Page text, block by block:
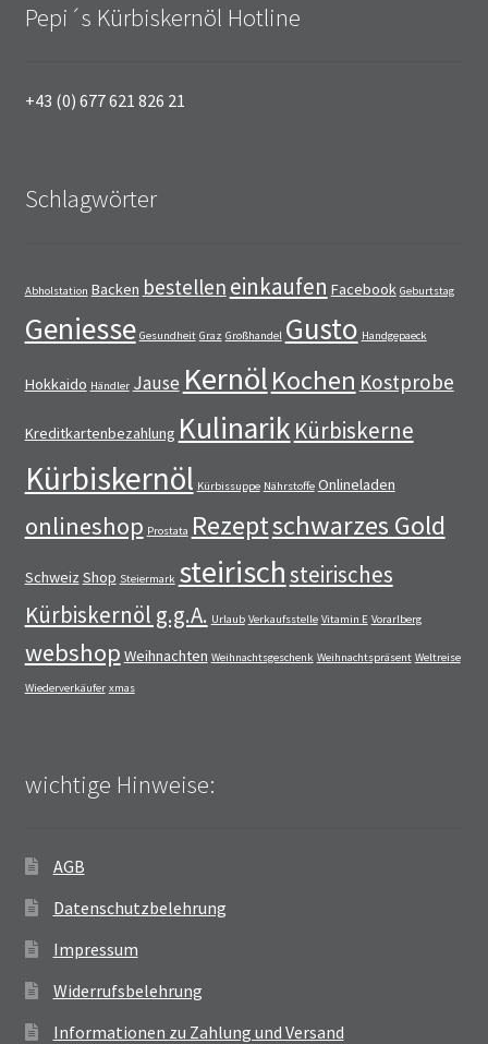
Pepi´s Kürbiskernöl Hotline
+43 (0) 677 621 826 21
Schlagwörter
Abholstation Backen bestellen einkaufen Facebook Geburtstag
Geniesse Gesundheit Graz Großhandel Gusto Handgepaeck
Hokkaido Händler Jause KernölKochen Kostprobe
Kreditkartenbezahlung Kulinarik Kürbiskerne
Kürbiskernöl Kürbissuppe Nährstoffe Onlineladen
onlineshop Prostata Rezeptschwarzes Gold
Schweiz Shop Steiermark steirischsteirisches
Kürbiskernöl g.g.A. Urlaub Verkaufsstelle Vitamin E Vorarlberg
webshop Weihnachten Weihnachtsgeschenk Weihnachtspräsent Weltreise
Wiederverkäufer xmas
wichtige Hinweise:
AGB
Datenschutzbelehrung
Impressum
Widerrufsbelehrung
Informationen zu Zahlung und Versand